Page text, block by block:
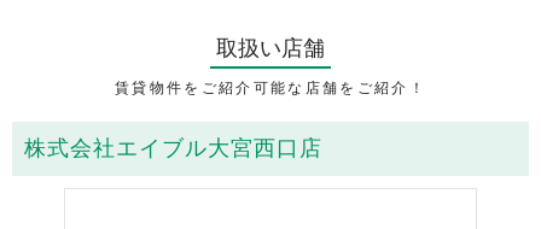
取扱い店舗
賃貸物件をご紹介可能な店舗をご紹介！
株式会社エイブル大宮西口店